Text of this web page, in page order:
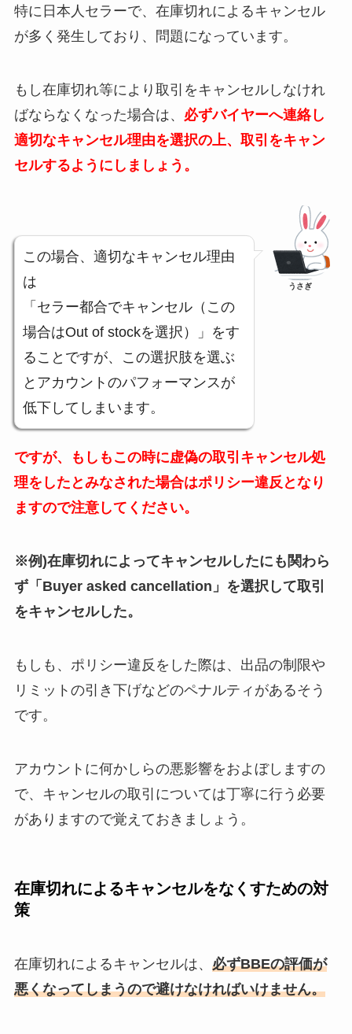
特に日本人セラーで、在庫切れによるキャンセル
が多く発生しており、問題になっています。
もし在庫切れ等により取引をキャンセルしなけれ
ばならなくなった場合は、 必ずバイヤーへ連絡し
適切なキャンセル理由を選択の上、取引をキャン
セルするようにしましょう。
この場合、適切なキャンセル理由
は
「セラー都合でキャンセル（この
場合はOut of stockを選択）」をす
ることですが、この選択肢を選ぶ
とアカウントのパフォーマンスが
低下してしまいます。
うさぎ
ですが、もしもこの時に虚偽の取引キャンセル処
理をしたとみなされた場合はポリシー違反となり
ますので注意してください。
※例)在庫切れによってキャンセルしたにも関わら
ず「Buyer asked cancellation」を選択して取引
をキャンセルした。
もしも、ポリシー違反をした際は、出品の制限や
リミットの引き下げなどのペナルティがあるそう
です。
アカウントに何かしらの悪影響をおよぼしますの
で、キャンセルの取引については丁寧に行う必要
がありますので覚えておきましょう。
在庫切れによるキャンセルをなくすための対
策
在庫切れによるキャンセルは、 必ずBBEの評価が
悪くなってしまうので避けなければいけません。